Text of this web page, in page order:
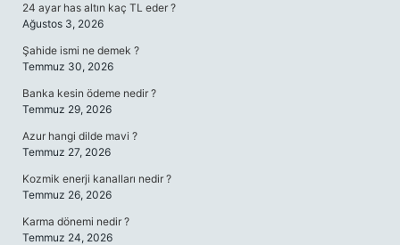
24 ayar has altın kaç TL eder ?
Ağustos 3, 2026
Şahide ismi ne demek ?
Temmuz 30, 2026
Banka kesin ödeme nedir ?
Temmuz 29, 2026
Azur hangi dilde mavi ?
Temmuz 27, 2026
Kozmik enerji kanalları nedir ?
Temmuz 26, 2026
Karma dönemi nedir ?
Temmuz 24, 2026